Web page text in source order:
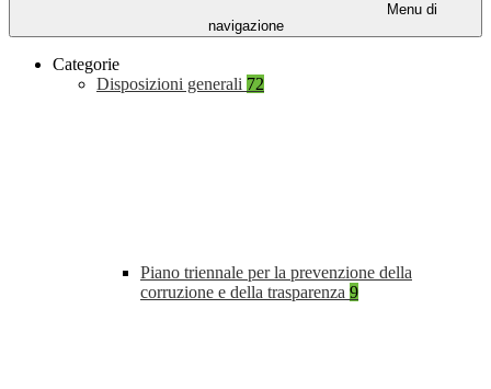
Menu di
navigazione
Categorie
Disposizioni generali 72
Piano triennale per la prevenzione della
corruzione e della trasparenza 9